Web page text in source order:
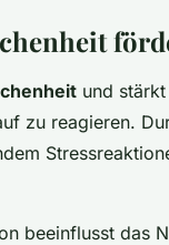
und
zu reagieren.
beeinflusst das